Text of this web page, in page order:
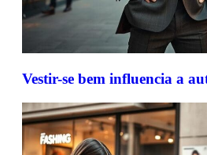
Vestir-se bem influencia a